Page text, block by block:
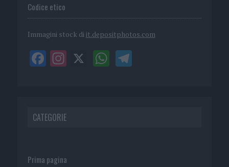
Codice etico
Immagini stock di it.depositphotos.com
CATEGORIE
Prima pagina